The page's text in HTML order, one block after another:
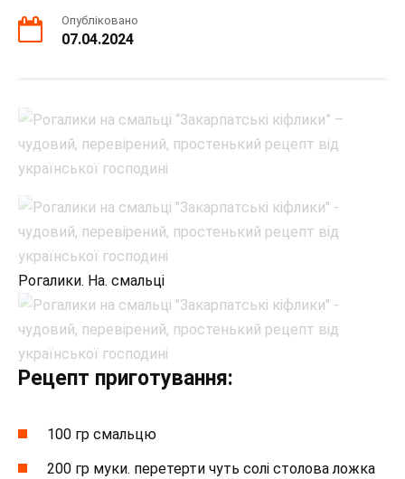
Опубліковано
07.04.2024
Рогалики. На. смальці
Рецепт приготування:
100 гр смальцю
200 гр муки. перетерти чуть солі столова ложка